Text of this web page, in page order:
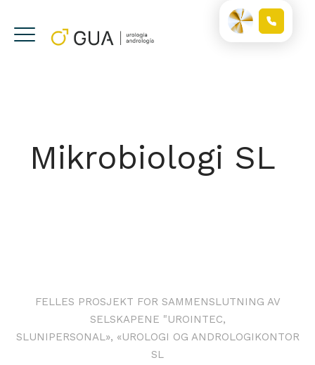
Mikrobiologi SL
FELLES PROSJEKT FOR SAMMENSLUTNING AV
SELSKAPENE "UROINTEC,
SLUNIPERSONAL», «UROLOGI OG ANDROLOGIKONTOR
SL